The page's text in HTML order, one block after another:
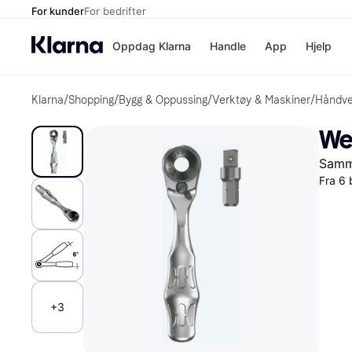
For kunderFor bedrifter
Oppdag Klarna
Betal nå
Betal i 3
Betal innen
Finansiering
Handle
Butikker
App Hjelp
Klarna/Shopping/Bygg & Oppussing/Verktøy & Maskiner/
+3
Fra 6